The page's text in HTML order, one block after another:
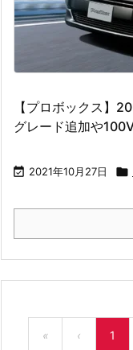
【プロボックス】
グレード追加や
 2021年10月27日 
« ‹ 1